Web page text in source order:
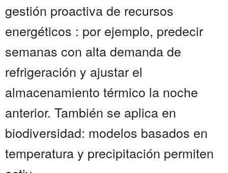
gestión proactiva de recursos
energéticos : por ejemplo, predecir
semanas con alta demanda de
refrigeración y ajustar el
almacenamiento térmico la noche
anterior. También se aplica en
biodiversidad: modelos basados en
temperatura y precipitación permiten